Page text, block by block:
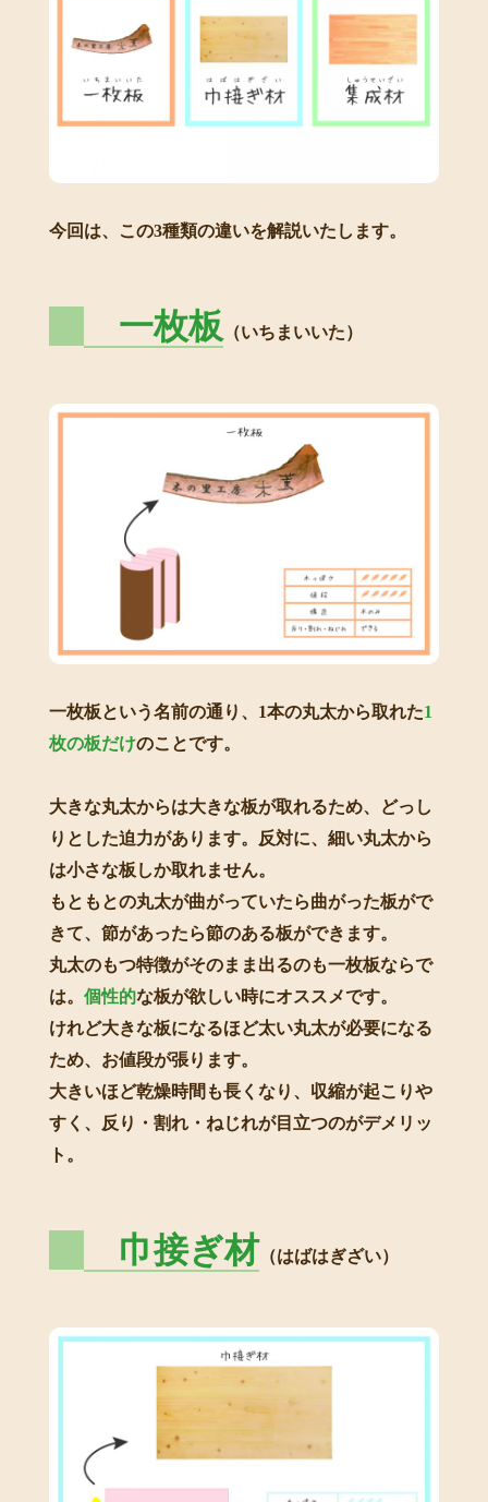
今回は、この3種類の違いを解説いたします。
一枚板 （いちまいいた）
一枚板という名前の通り、1本の丸太から取れた1
枚の板だけのことです。
大きな丸太からは大きな板が取れるため、どっし
りとした迫力があります。反対に、細い丸太から
は小さな板しか取れません。
もともとの丸太が曲がっていたら曲がった板がで
きて、節があったら節のある板ができます。
丸太のもつ特徴がそのまま出るのも一枚板ならで
は。 個性的な板が欲しい時にオススメです。
けれど大きな板になるほど太い丸太が必要になる
ため、お値段が張ります。
大きいほど乾燥時間も長くなり、収縮が起こりや
すく、反り・割れ・ねじれが目立つのがデメリッ
ト。
巾接ぎ材 （はばはぎざい）